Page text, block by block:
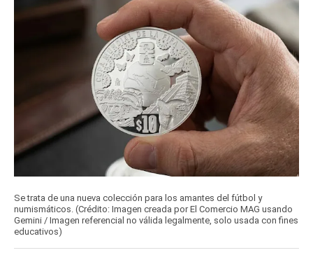
Se trata de una nueva colección para los amantes del fútbol y
numismáticos. (Crédito: Imagen creada por El Comercio MAG usando
Gemini / Imagen referencial no válida legalmente, solo usada con fines
educativos)